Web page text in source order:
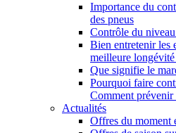
Importance du
des pneus
Contrôle du
Bien entretenir les
meilleure
Que signifie le
Pourquoi faire
Comment prévenir
Actualités
Offres du moment